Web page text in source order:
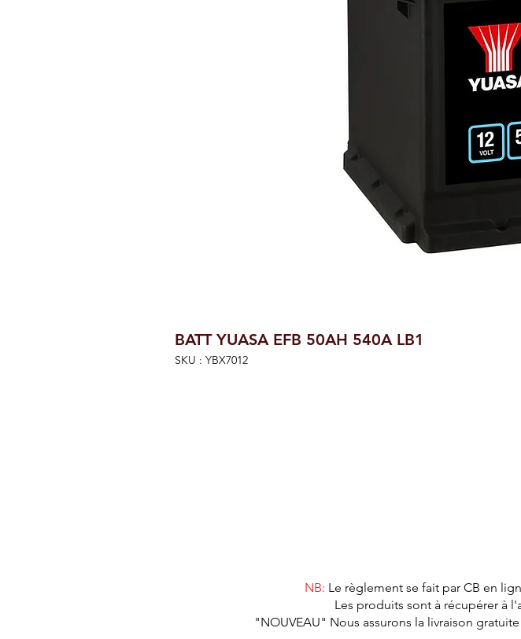
BATT YUASA EFB 50AH 540A LB1
SKU : YBX7012
NB: Le règlement se fait par CB en
Les produits sont à récupérer à
"NOUVEAU" Nous assurons la livraison